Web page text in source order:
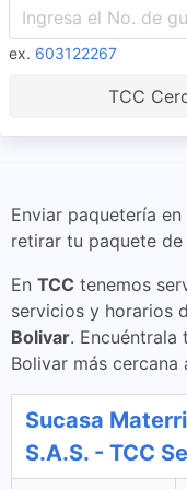
ex. 603122267
TCC
Enviar paquetería en
retirar tu paquete de
En TCC tenemos
servicios y horarios
Bolivar. Encuéntrala
Bolivar más cercana
Sucasa
S.A.S. - TCC